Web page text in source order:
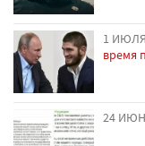
1
время
24